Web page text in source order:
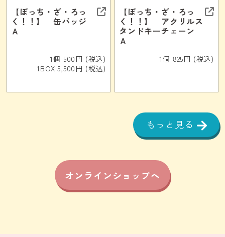
【ぼっち・ざ・ろっ
く！！】 缶バッジ
Ａ
1個 500円 (税込)
1BOX 5,500円 (税込)
【ぼっち・ざ・ろっ
く！！】 アクリルス
タンドキーチェーン
Ａ
1個 825円 (税込)
もっと見る
オンラインショップへ